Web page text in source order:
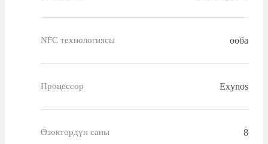
NFC технологиясы ооба
Процессор Exynos
Өзөктөрдүн саны 8